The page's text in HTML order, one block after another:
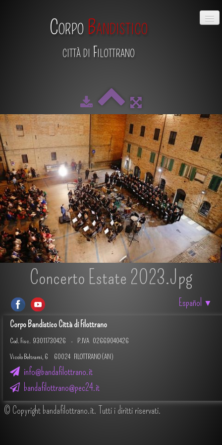
Corpo Bandistico
città di Filottrano
CHI SIAMO
DIRETTIVO
MAESTRO
SCUOLA DI MUSICA
ALBUM
CALENDARIO
CONTATTI
Concerto Estate 2023.jpg
Español ▼
Corpo Bandistico Città di Filottrano
Cod. Fisc. 93011730426 - P.IVA 02669040426
Vicolo Beltrami, 6 60024 FILOTTRANO (AN)
info@bandafilottrano.it
bandafilottrano@pec24.it
© Copyright bandafilottrano.it. Tutti i diritti riservati.